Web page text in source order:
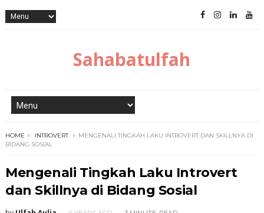
Sahabatulfah
HOME INTROVERT
MENGENALI TINGKAH LAKU INTROVERT DAN SKILLNYA DI
BIDANG SOSIAL
Mengenali Tingkah Laku Introvert
dan Skillnya di Bidang Sosial